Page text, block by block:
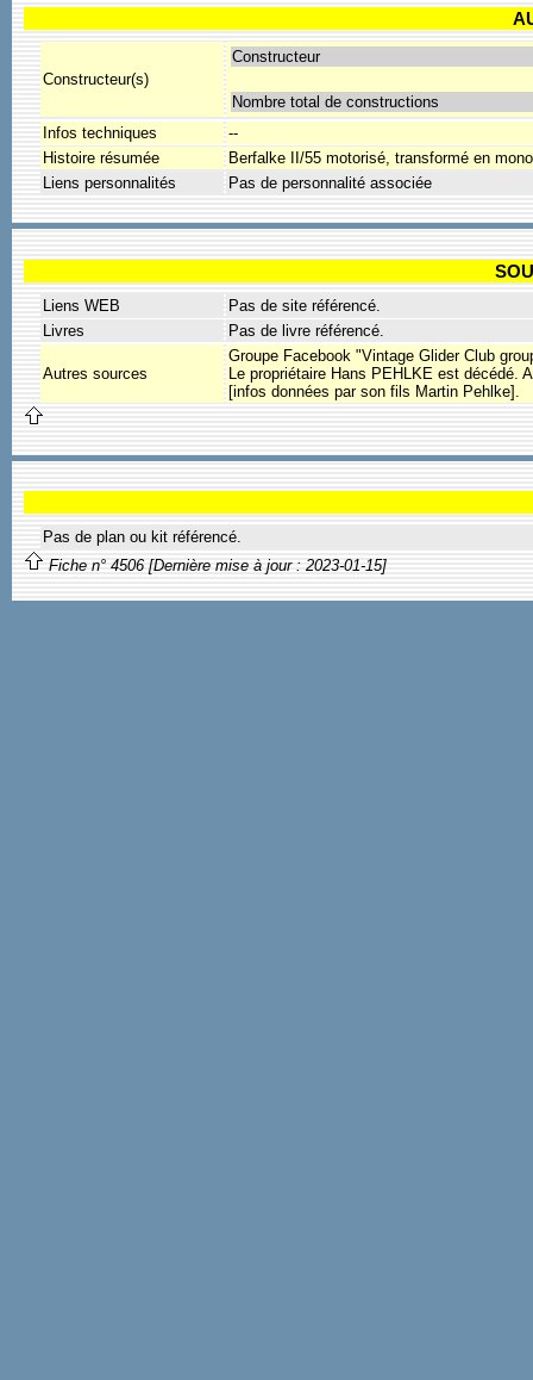
Constructeur(s)
Constructeur
Nombre total de constructions
Infos techniques
--
Histoire résumée
Berfalke II/55 motorisé, transformé en
Liens personnalités
Pas de personnalité associée
Liens WEB
Pas de site référencé.
Livres
Pas de livre référencé.
Autres sources
Groupe Facebook "Vintage Glider Club
Le propriétaire Hans PEHLKE est décédé.
[infos données par son fils Martin Pehlke].
Pas de plan ou kit référencé.
Fiche n° 4506 [Dernière mise à jour : 2023-01-15]